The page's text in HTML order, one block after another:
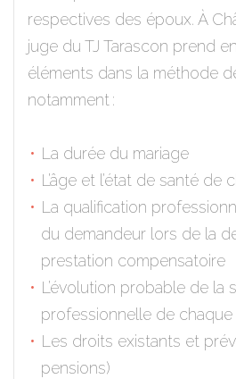
respectives des époux. À
juge du TJ Tarascon prend
éléments dans la méthode
notamment :
La durée du mariage
L’âge et l’état de santé de
La qualification
du demandeur lors de la
prestation compensatoire
L’évolution probable de la
professionnelle de
Les droits existants et
pensions)